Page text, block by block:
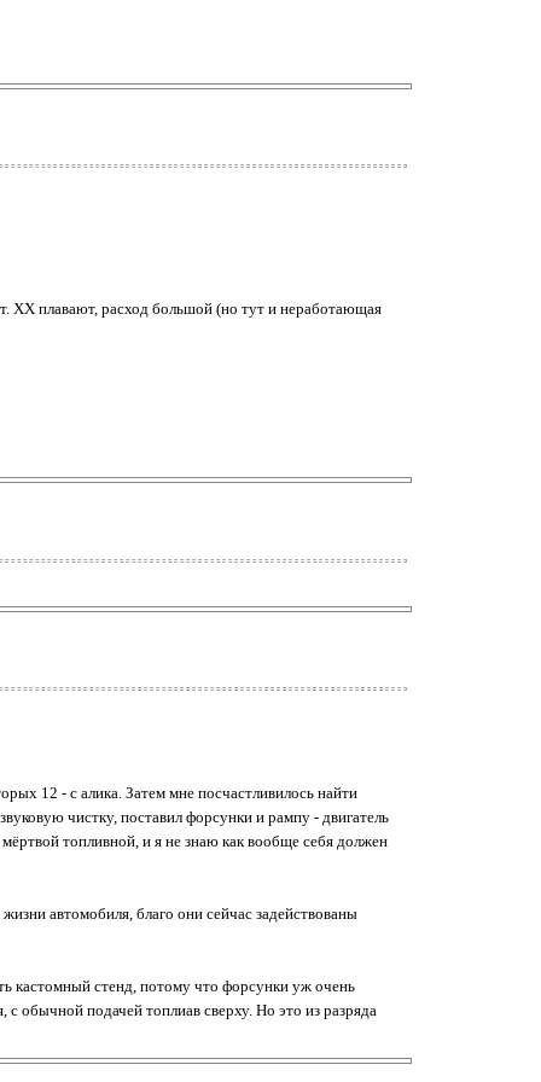
ХХ плавают, расход большой (но тут и неработающая
12 - с алика. Затем мне посчастливилось найти
чистку, поставил форсунки и рампу - двигатель
топливной, и я не знаю как вообще себя должен
автомобиля, благо они сейчас задействованы
кастомный стенд, потому что форсунки уж очень
обычной подачей топлиав сверху. Но это из разряда